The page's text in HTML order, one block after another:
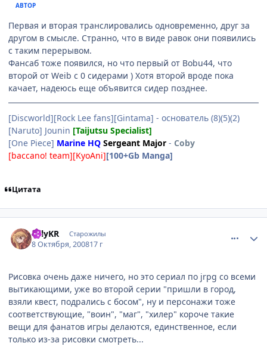
АВТОР
Первая и вторая транслировались одновременно, друг за
другом в смысле. Странно, что в виде равок они появились
с таким перерывом.
Фансаб тоже появился, но что первый от Bobu44, что
второй от Weib с 0 сидерами ) Хотя второй вроде пока
качает, надеюсь еще объявится сидер позднее.
[Discworld][Rock Lee fans][Gintama] - основатель (8)(5)(2)
[Naruto] Jounin [Taijutsu Specialist]
[One Piece] Marine HQ Sergeant Major - Coby
[baccano! team][KyoAni][100+Gb Manga]
Цитата
TolyKR Старожилы
8 Октября, 200817 г
Рисовка очень даже ничего, но это сериал по jrpg со всеми
вытикающими, уже во второй серии "пришли в город,
взяли квест, подрались с босом", ну и персонажи тоже
соответствующие, "воин", "маг", "хилер" короче такие
вещи для фанатов игры делаются, единственное, если
только из-за рисовки смотреть...